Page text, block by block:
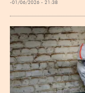
01/06/2026 - 21:38